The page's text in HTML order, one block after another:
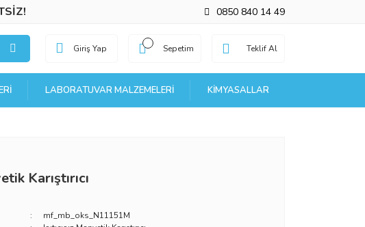
0850 840 14 49
Giriş Yap Sepetim Teklif Al
LABORATUVAR MALZEMELERI KIMYASALLAR
Karıştırıcı
mf_mb_oks_N11151M